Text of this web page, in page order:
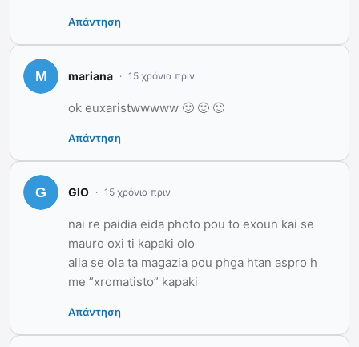
Απάντηση
mariana 15 χρόνια πριν
ok euxaristwwwww 🙂 🙂 🙂
Απάντηση
GIO 15 χρόνια πριν
nai re paidia eida photo pou to exoun kai se
mauro oxi ti kapaki olo
alla se ola ta magazia pou phga htan aspro h
me ”xromatisto” kapaki
Απάντηση